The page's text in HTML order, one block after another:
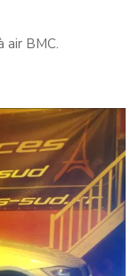
air BMC.